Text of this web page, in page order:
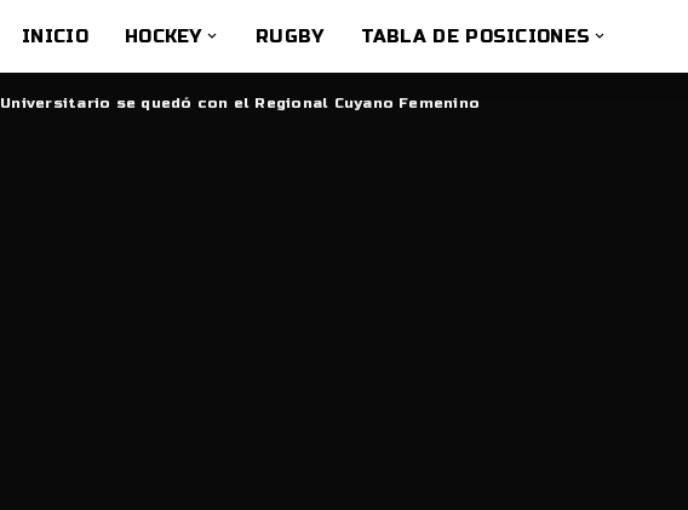
INICIO HOCKEY RUGBY TABLA DE POSICIONES
Universitario se quedó con el Regional Cuyano Femenino